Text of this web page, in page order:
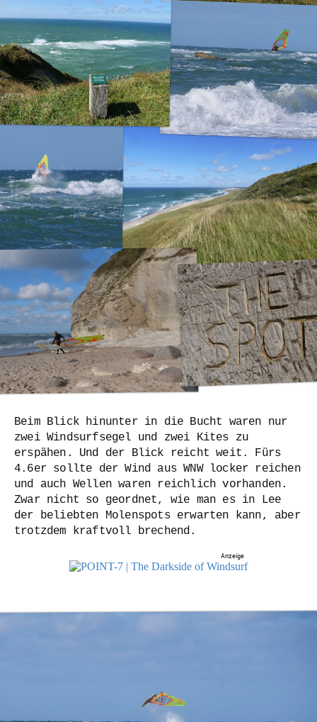
Beim Blick hinunter in die Bucht waren nur
zwei Windsurfsegel und zwei Kites zu
erspähen. Und der Blick reicht weit. Fürs
4.6er sollte der Wind aus WNW locker reichen
und auch Wellen waren reichlich vorhanden.
Zwar nicht so geordnet, wie man es in Lee
der beliebten Molenspots erwarten kann, aber
trotzdem kraftvoll brechend.